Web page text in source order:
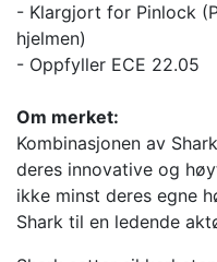
- Klargjort for Pinlock
hjelmen)
- Oppfyller ECE 22.05
Om merket:
Kombinasjonen av
deres innovative og
ikke minst deres egne
Shark til en ledende